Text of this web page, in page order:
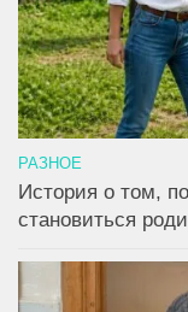
РАЗНОЕ
История о том,
становиться